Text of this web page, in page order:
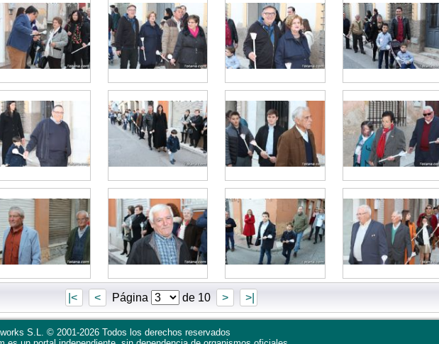
|< < Página de 10 > >|
S.L. © 2001-2026 Todos los derechos reservados